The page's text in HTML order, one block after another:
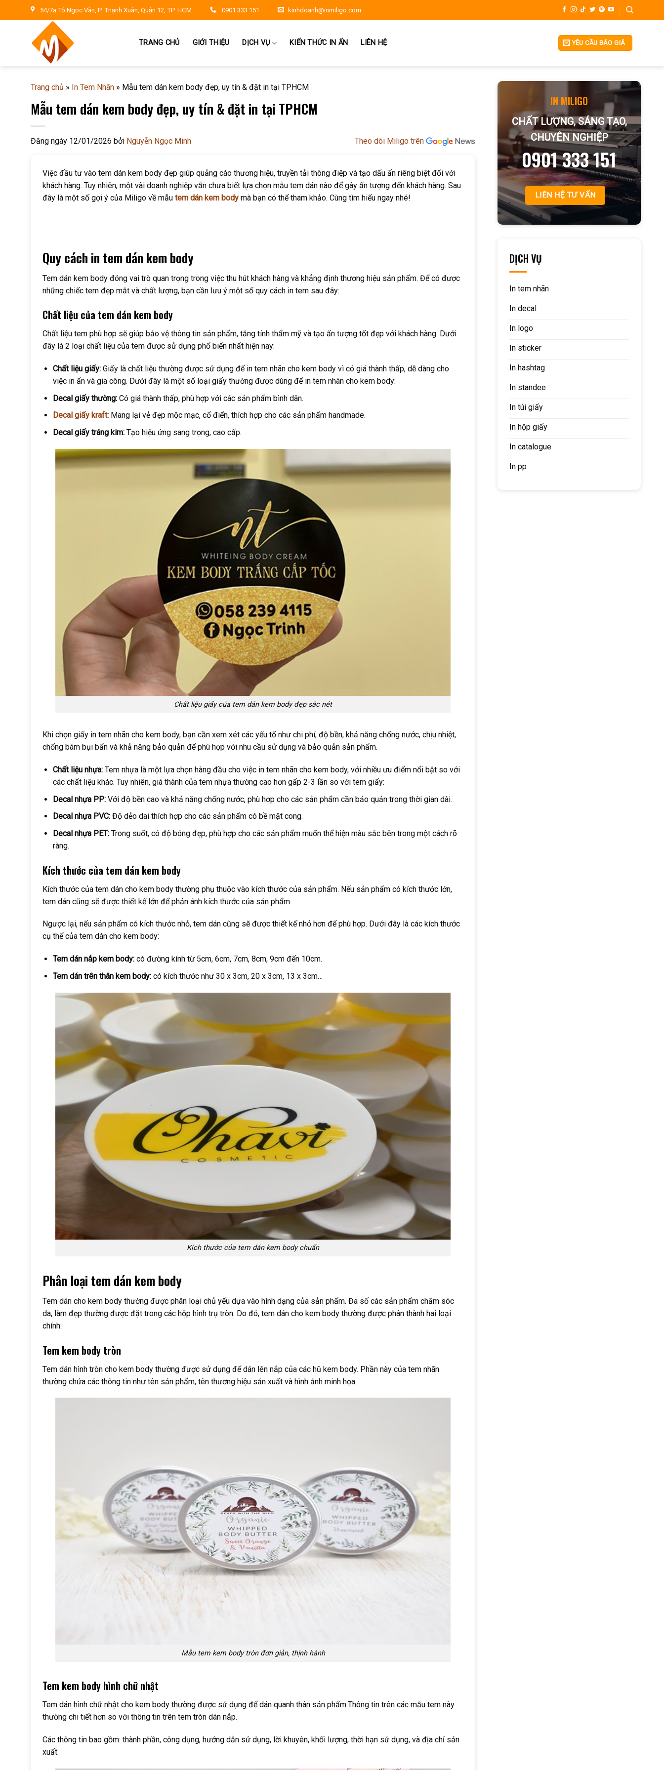
to
54/7a Tô Ngọc Vân, P. Thạnh Xuân, Quận 12, TP. HCM 0901 333 151 kinhdoanh@inmiligo.com
TRANG CHỦ GIỚI THIỆU DỊCH VỤ KIẾN THỨC IN ẤN LIÊN HỆ YÊU CẦU BÁO GIÁ
Trang chủ » In Tem Nhãn » Mẫu tem dán kem body đẹp, uy tín & đặt in tại TPHCM
Mẫu tem dán kem body đẹp, uy tín & đặt in tại TPHCM
Đăng ngày 12/01/2026 bởi Nguyễn Ngọc Minh Theo dõi Miligo trên
Việc đầu tư vào tem dán kem body đẹp giúp quảng cáo thương hiệu, truyền tải thông điệp và tạo dấu ấn riêng biệt đối với
khách hàng. Tuy nhiên, một vài doanh nghiệp vẫn chưa biết lựa chọn mẫu tem dán nào để gây ấn tượng đến khách hàng. Sau
đây là một số gợi ý của Miligo về mẫu tem dán kem body mà bạn có thể tham khảo. Cùng tìm hiểu ngay nhé!
Quy cách in tem dán kem body
Tem dán kem body đóng vai trò quan trọng trong việc thu hút khách hàng và khẳng định thương hiệu sản phẩm. Để có được
những chiếc tem đẹp mắt và chất lượng, bạn cần lưu ý một số quy cách in tem sau đây:
Chất liệu của tem dán kem body
Chất liệu tem phù hợp sẽ giúp bảo vệ thông tin sản phẩm, tăng tính thẩm mỹ và tạo ấn tượng tốt đẹp với khách hàng. Dưới
đây là 2 loại chất liệu của tem được sử dụng phổ biến nhất hiện nay:
Chất liệu giấy: Giấy là chất liệu thường được sử dụng để in tem nhãn cho kem body vì có giá thành thấp, dễ dàng cho
việc in ấn và gia công. Dưới đây là một số loại giấy thường được dùng để in tem nhãn cho kem body:
Decal giấy thường: Có giá thành thấp, phù hợp với các sản phẩm bình dân.
Decal giấy kraft:Mang lại vẻ đẹp mộc mạc, cổ điển, thích hợp cho các sản phẩm handmade.
Decal giấy tráng kim:Tạo hiệu ứng sang trọng, cao cấp.
Chất liệu giấy của tem dán kem body đẹp sắc nét
Khi chọn giấy in tem nhãn cho kem body, bạn cần xem xét các yếu tố như chi phí, độ bền, khả năng chống nước, chịu nhiệt,
chống bám bụi bẩn và khả năng bảo quản để phù hợp với nhu cầu sử dụng và bảo quản sản phẩm.
Chất liệu nhựa: Tem nhựa là một lựa chọn hàng đầu cho việc in tem nhãn cho kem body, với nhiều ưu điểm nổi bật so với
các chất liệu khác. Tuy nhiên, giá thành của tem nhựa thường cao hơn gấp 2-3 lần so với tem giấy:
Decal nhựa PP:Với độ bền cao và khả năng chống nước, phù hợp cho các sản phẩm cần bảo quản trong thời gian dài.
Decal nhựa PVC:Độ dẻo dai thích hợp cho các sản phẩm có bề mặt cong.
Decal nhựa PET:Trong suốt, có độ bóng đẹp, phù hợp cho các sản phẩm muốn thể hiện màu sắc bên trong một cách rõ
ràng.
Kích thước của tem dán kem body
Kích thước của tem dán cho kem body thường phụ thuộc vào kích thước của sản phẩm. Nếu sản phẩm có kích thước lớn,
tem dán cũng sẽ được thiết kế lớn để phản ánh kích thước của sản phẩm.
Ngược lại, nếu sản phẩm có kích thước nhỏ, tem dán cũng sẽ được thiết kế nhỏ hơn để phù hợp. Dưới đây là các kích thước
cụ thể của tem dán cho kem body:
Tem dán nắp kem body:có đường kính từ 5cm, 6cm, 7cm, 8cm, 9cm đến 10cm.
Tem dán trên thân kem body:có kích thước như 30 x 3cm, 20 x 3cm, 13 x 3cm…
Kích thước của tem dán kem body chuẩn
Phân loại tem dán kem body
Tem dán cho kem body thường được phân loại chủ yếu dựa vào hình dạng của sản phẩm. Đa số các sản phẩm chăm sóc
da, làm đẹp thường được đặt trong các hộp hình trụ tròn. Do đó, tem dán cho kem body thường được phân thành hai loại
chính:
Tem kem body tròn
Tem dán hình tròn cho kem body thường được sử dụng để dán lên nắp của các hũ kem body. Phần này của tem nhãn
thường chứa các thông tin như tên sản phẩm, tên thương hiệu sản xuất và hình ảnh minh họa.
Mẫu tem kem body tròn đơn giản, thịnh hành
Tem kem body hình chữ nhật
Tem dán hình chữ nhật cho kem body thường được sử dụng để dán quanh thân sản phẩm.Thông tin trên các mẫu tem này
thường chi tiết hơn so với thông tin trên tem tròn dán nắp.
Các thông tin bao gồm: thành phần, công dụng, hướng dẫn sử dụng, lời khuyên, khối lượng, thời hạn sử dụng, và địa chỉ sản
xuất.
IN MILIGO
CHẤT LƯỢNG, SÁNG TẠO,
CHUYÊN NGHIỆP
0901 333 151
LIÊN HỆ TƯ VẤN
DỊCH VỤ
In tem nhãn
In decal
In logo
In sticker
In hashtag
In standee
In túi giấy
In hộp giấy
In catalogue
In pp